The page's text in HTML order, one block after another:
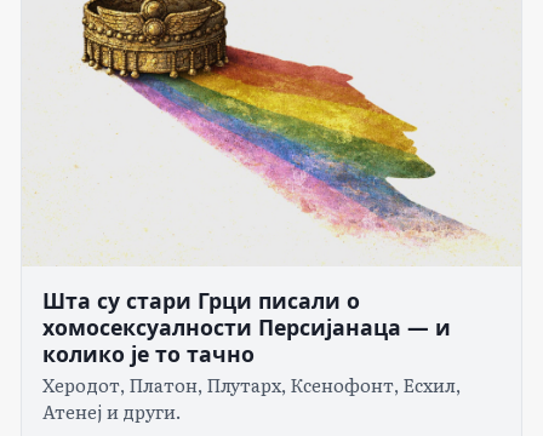
Шта су стари Грци писали о
хомосексуалности Персијанаца — и
колико је то тачно
Херодот, Платон, Плутарх, Ксенофонт, Есхил,
Атенеј и други.